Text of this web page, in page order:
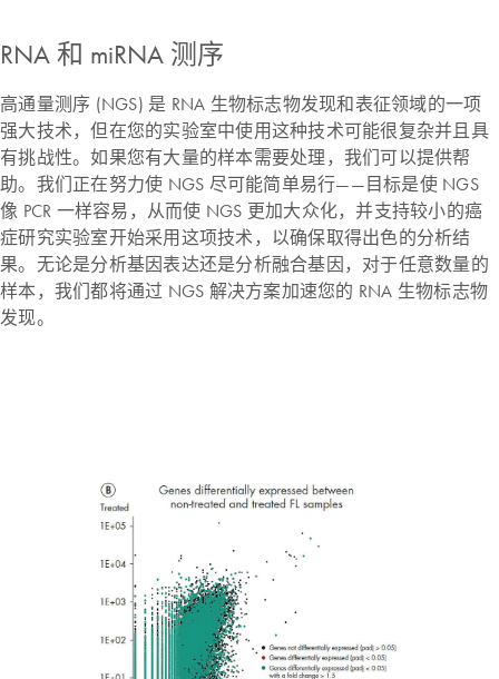
RNA 和 miRNA 测序
高通量测序 (NGS) 是 RNA 生物标志物发现和表征领域的一项
强大技术，但在您的实验室中使用这种技术可能很复杂并且具
有挑战性。如果您有大量的样本需要处理，我们可以提供帮
助。我们正在努力使 NGS 尽可能简单易行——目标是使 NGS
像 PCR 一样容易，从而使 NGS 更加大众化，并支持较小的癌
症研究实验室开始采用这项技术，以确保取得出色的分析结
果。无论是分析基因表达还是分析融合基因，对于任意数量的
样本，我们都将通过 NGS 解决方案加速您的 RNA 生物标志物
发现。